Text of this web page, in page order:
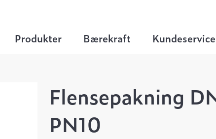
Produkter Bærekraft Kundeservice
Flensepakning
PN10